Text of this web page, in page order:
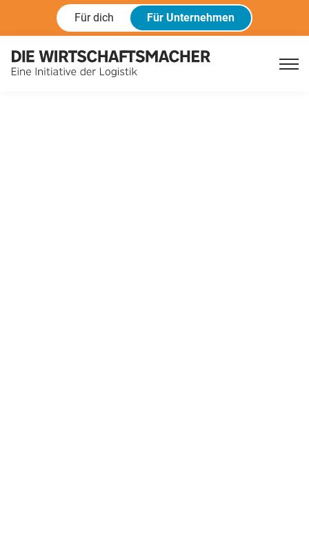
Für dich Für Unternehmen